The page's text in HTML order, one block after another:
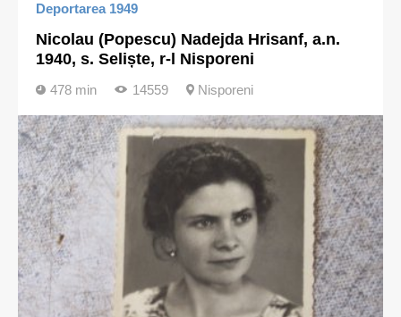
Deportarea 1949
Nicolau (Popescu) Nadejda Hrisanf, a.n.
1940, s. Seliște, r-l Nisporeni
478 min 14559 Nisporeni